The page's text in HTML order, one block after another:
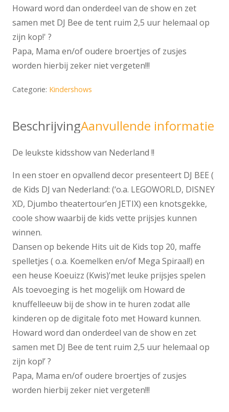
Howard word dan onderdeel van de show en zet
samen met DJ Bee de tent ruim 2,5 uur helemaal op
zijn kop!' ?
Papa, Mama en/of oudere broertjes of zusjes
worden hierbij zeker niet vergeten!!!
Categorie: Kindershows
BeschrijvingAanvullende informatie
De leukste kidsshow van Nederland !!
In een stoer en opvallend decor presenteert DJ BEE (
de Kids DJ van Nederland: (‘o.a. LEGOWORLD, DISNEY
XD, Djumbo theatertour’en JETIX) een knotsgekke,
coole show waarbij de kids vette prijsjes kunnen
winnen.
Dansen op bekende Hits uit de Kids top 20, maffe
spelletjes ( o.a. Koemelken en/of Mega Spiraal!) en
een heuse Koeuizz (Kwis)’met leuke prijsjes spelen
Als toevoeging is het mogelijk om Howard de
knuffelleeuw bij de show in te huren zodat alle
kinderen op de digitale foto met Howard kunnen.
Howard word dan onderdeel van de show en zet
samen met DJ Bee de tent ruim 2,5 uur helemaal op
zijn kop!’ ?
Papa, Mama en/of oudere broertjes of zusjes
worden hierbij zeker niet vergeten!!!